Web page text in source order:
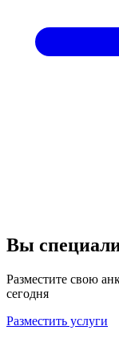
Вы
Разместите свою
сегодня
Разместить услуги